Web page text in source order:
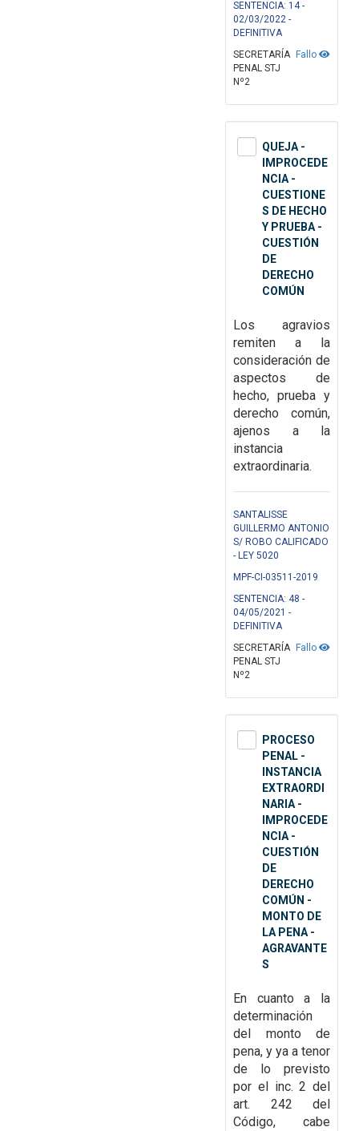
SENTENCIA: 14 -
02/03/2022 -
DEFINITIVA
Fallo
SECRETARÍA
PENAL STJ
Nº2
QUEJA -
IMPROCEDE
NCIA -
CUESTIONE
S DE HECHO
Y PRUEBA -
CUESTIÓN
DE
DERECHO
COMÚN
Los agravios
remiten a la
consideración de
aspectos de
hecho, prueba y
derecho común,
ajenos a la
instancia
extraordinaria.
SANTALISSE
GUILLERMO ANTONIO
S/ ROBO CALIFICADO
- LEY 5020
MPF-CI-03511-2019
SENTENCIA: 48 -
04/05/2021 -
DEFINITIVA
Fallo
SECRETARÍA
PENAL STJ
Nº2
PROCESO
PENAL -
INSTANCIA
EXTRAORDI
NARIA -
IMPROCEDE
NCIA -
CUESTIÓN
DE
DERECHO
COMÚN -
MONTO DE
LA PENA -
AGRAVANTE
S
En cuanto a la
determinación
del monto de
pena, y ya a tenor
de lo previsto
por el inc. 2 del
art. 242 del
Código, cabe